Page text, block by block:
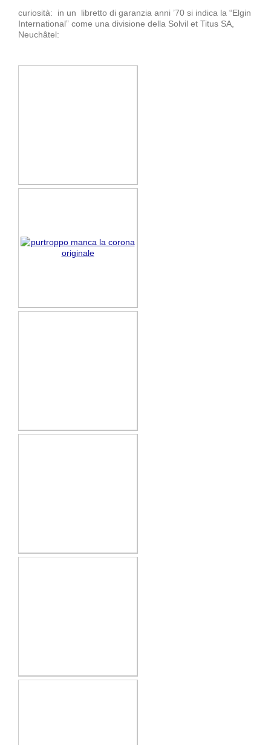
curiosità: in un libretto di garanzia anni ’70 si indica la “Elgin
International” come una divisione della Solvil et Titus SA,
Neuchâtel: